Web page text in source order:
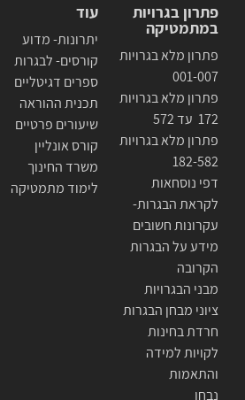
פתרון בגרויות
במתמטיקה
פתרון מלא בגרויות
001-007
פתרון מלא בגרויות
172 עד 572
פתרון מלא בגרויות
182-582
דפי נוסחאות
לקראת הבגרות-
עקרונות חשובים
מידע על הבגרות
הקרובה
מבני הבגרויות
ציוני מבחן הבגרות
חרדת בחינות
לקויות למידה
והתאמות
נבחן
עוד
יתרונות- מדוע
קורסים- לבגרות
ספרים דגיטליים
תכנית ההוראה
שיעורים פרטיים
קורס אונליין
משרד החינוך
לימוד מתמטיקה